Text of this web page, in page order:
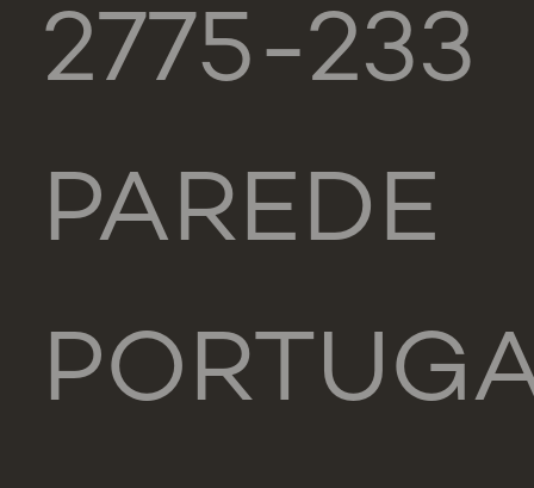
2775-233
PAREDE